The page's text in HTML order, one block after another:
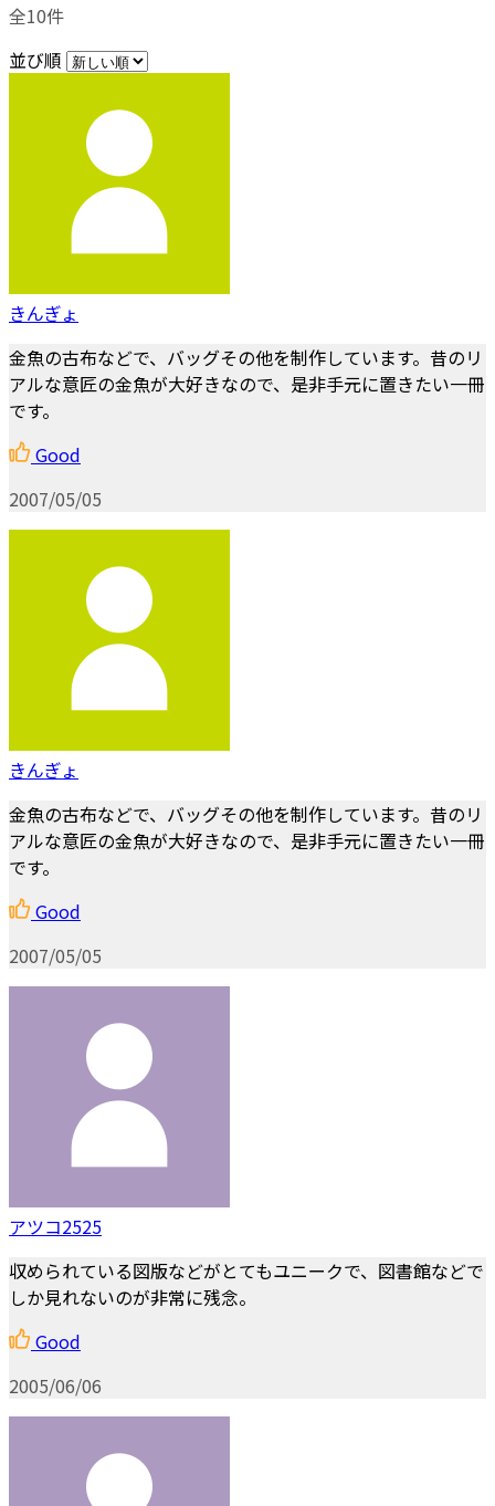
全10件
並び順
きんぎょ
金魚の古布などで、バッグその他を制作しています。昔のリ
アルな意匠の金魚が大好きなので、是非手元に置きたい一冊
です。
Good
2007/05/05
きんぎょ
金魚の古布などで、バッグその他を制作しています。昔のリ
アルな意匠の金魚が大好きなので、是非手元に置きたい一冊
です。
Good
2007/05/05
アツコ2525
収められている図版などがとてもユニークで、図書館などで
しか見れないのが非常に残念。
Good
2005/06/06